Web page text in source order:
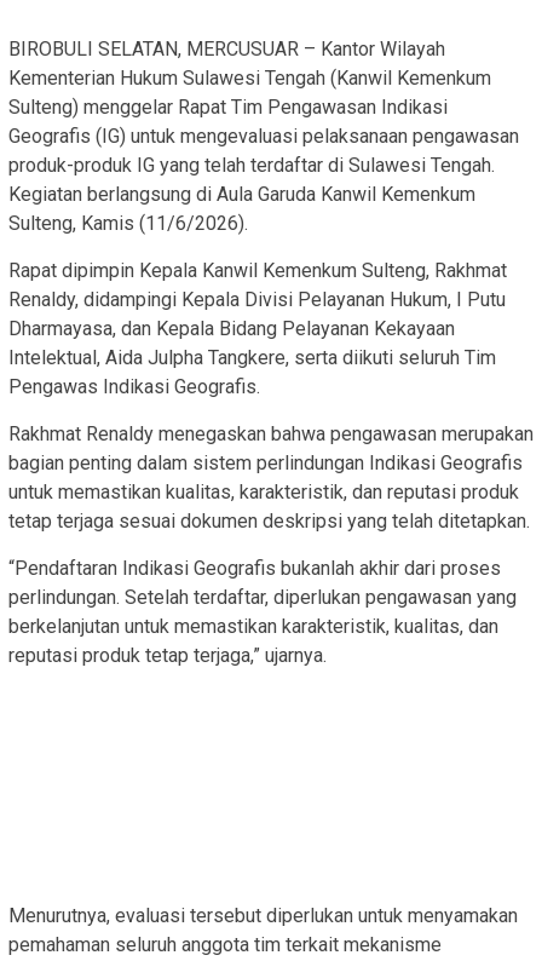
BIROBULI SELATAN, MERCUSUAR – Kantor Wilayah
Kementerian Hukum Sulawesi Tengah (Kanwil Kemenkum
Sulteng) menggelar Rapat Tim Pengawasan Indikasi
Geografis (IG) untuk mengevaluasi pelaksanaan pengawasan
produk-produk IG yang telah terdaftar di Sulawesi Tengah.
Kegiatan berlangsung di Aula Garuda Kanwil Kemenkum
Sulteng, Kamis (11/6/2026).
Rapat dipimpin Kepala Kanwil Kemenkum Sulteng, Rakhmat
Renaldy, didampingi Kepala Divisi Pelayanan Hukum, I Putu
Dharmayasa, dan Kepala Bidang Pelayanan Kekayaan
Intelektual, Aida Julpha Tangkere, serta diikuti seluruh Tim
Pengawas Indikasi Geografis.
Rakhmat Renaldy menegaskan bahwa pengawasan merupakan
bagian penting dalam sistem perlindungan Indikasi Geografis
untuk memastikan kualitas, karakteristik, dan reputasi produk
tetap terjaga sesuai dokumen deskripsi yang telah ditetapkan.
“Pendaftaran Indikasi Geografis bukanlah akhir dari proses
perlindungan. Setelah terdaftar, diperlukan pengawasan yang
berkelanjutan untuk memastikan karakteristik, kualitas, dan
reputasi produk tetap terjaga,” ujarnya.
Menurutnya, evaluasi tersebut diperlukan untuk menyamakan
pemahaman seluruh anggota tim terkait mekanisme